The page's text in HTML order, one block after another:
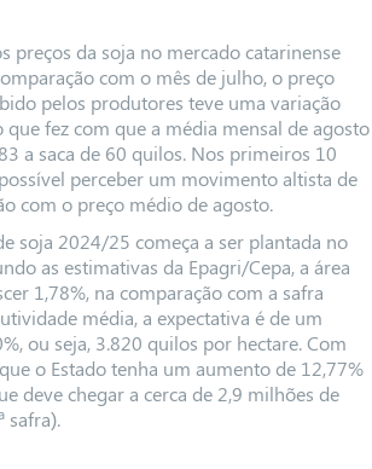
preços da soja no mercado catarinense
com o mês de julho, o preço
pelos produtores teve uma variação
que fez com que a média mensal de agosto
a saca de 60 quilos. Nos primeiros 10
perceber um movimento altista de
com o preço médio de agosto.
soja 2024/25 começa a ser plantada no
as estimativas da Epagri/Cepa, a área
1,78%, na comparação com a safra
média, a expectativa é de um
ou seja, 3.820 quilos por hectare. Com
o Estado tenha um aumento de 12,77%
deve chegar a cerca de 2,9 milhões de
safra).